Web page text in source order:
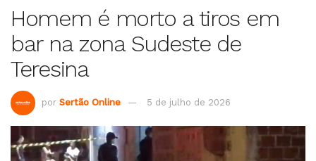
Homem é morto a tiros em
bar na zona Sudeste de
Teresina
por Sertão Online 5 de julho de 2026